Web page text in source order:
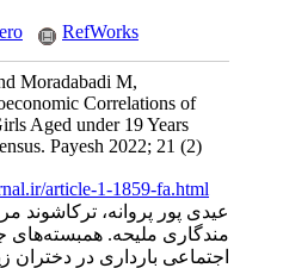
RefWorks
Moradabadi M,
Correlations of
Aged under 19 Years
Payesh 2022; 21 (2)
article-1-1859-fa.html
عیدی پور پروانه، ترکاشوند
مندگاری ملیحه. همبسته‌های